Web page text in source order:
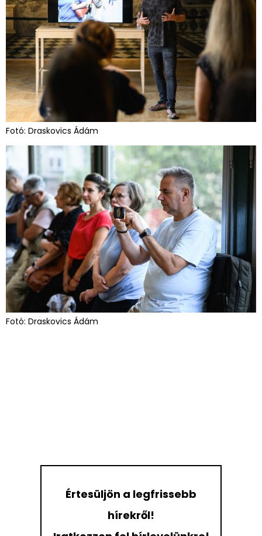
Fotó: Draskovics Ádám
Fotó: Draskovics Ádám
Értesüljön a legfrissebb
hírekről!